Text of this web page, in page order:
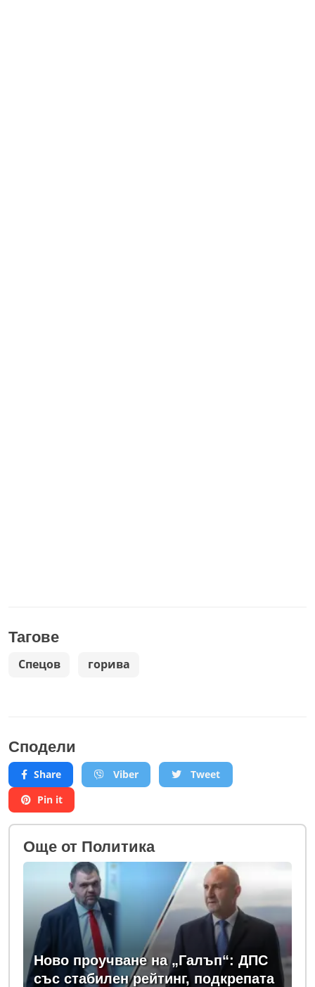
Тагове
Спецов горива
Сподели
Share Viber
Tweet
Pin it
Oще от Политика
Ново проучване на „Галъп“: ДПС
със стабилен рейтинг, подкрепата